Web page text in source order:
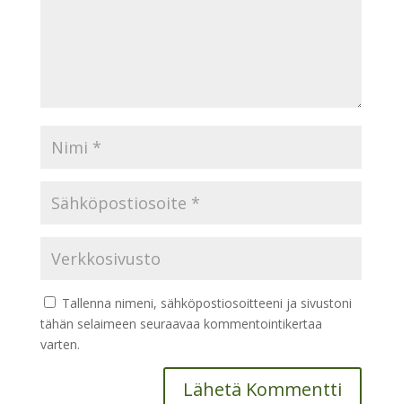
Tallenna nimeni, sähköpostiosoitteeni ja sivustoni
tähän selaimeen seuraavaa kommentointikertaa
varten.